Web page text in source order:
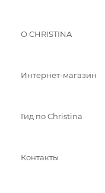
О CHRISTINA
Интернет-магазин
Гид по Christina
Контакты